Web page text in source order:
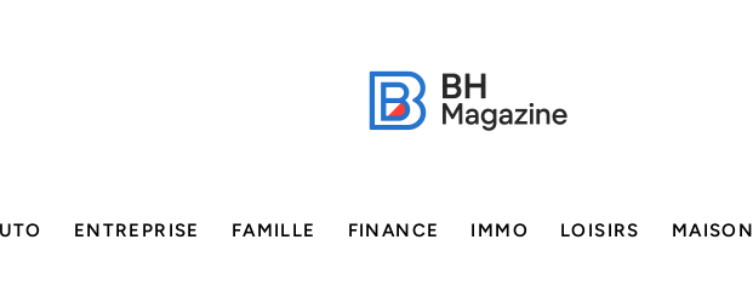
ENTREPRISE FAMILLE FINANCE IMMO LOISIRS MAISON